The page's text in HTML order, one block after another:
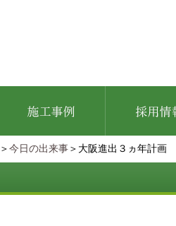
＞ 今日の出来事 ＞大阪進出３ヵ年計画